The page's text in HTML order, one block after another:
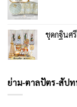
ชุดกฐินศ
ย่าม-ตาลปัตร-สัปท